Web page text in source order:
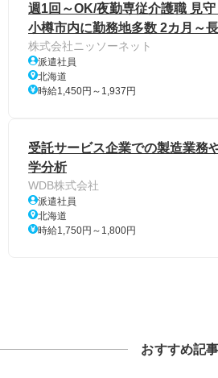
週1回～OK/夜勤専従介護職 見
小樽市内に勤務地多数 2カ月～
株式会社ニッソーネット
派遣社員
北海道
時給1,450円～1,937円
受託サービス企業での製造業務
学分析
WDB株式会社
派遣社員
北海道
時給1,750円～1,800円
おすすめ記事